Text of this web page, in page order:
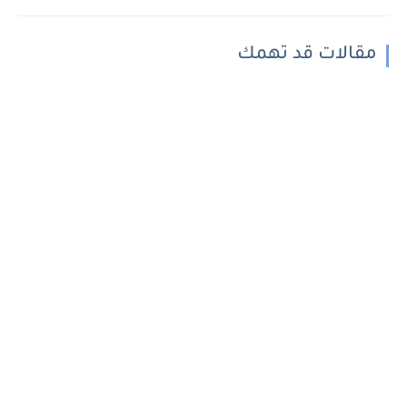
مقالات قد تهمك